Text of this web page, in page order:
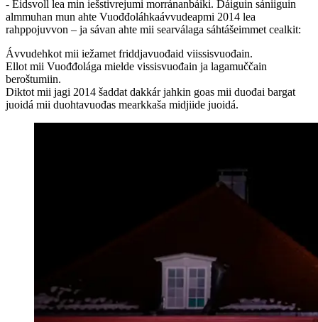
- Eidsvoll lea min iešstivrejumi morránanbáiki. Dáiguin sániiguin
almmuhan mun ahte Vuođđoláhkaávvudeapmi 2014 lea
rahppojuvvon – ja sávan ahte mii searválaga sáhtášeimmet cealkit:
Ávvudehkot mii iežamet friddjavuođaid viissisvuođain.
Ellot mii Vuođđolága mielde vissisvuođain ja lagamuččain
beroštumiin.
Diktot mii jagi 2014 šaddat dakkár jahkin goas mii duođai bargat
juoidá mii duohtavuođas mearkkaša midjiide juoidá.